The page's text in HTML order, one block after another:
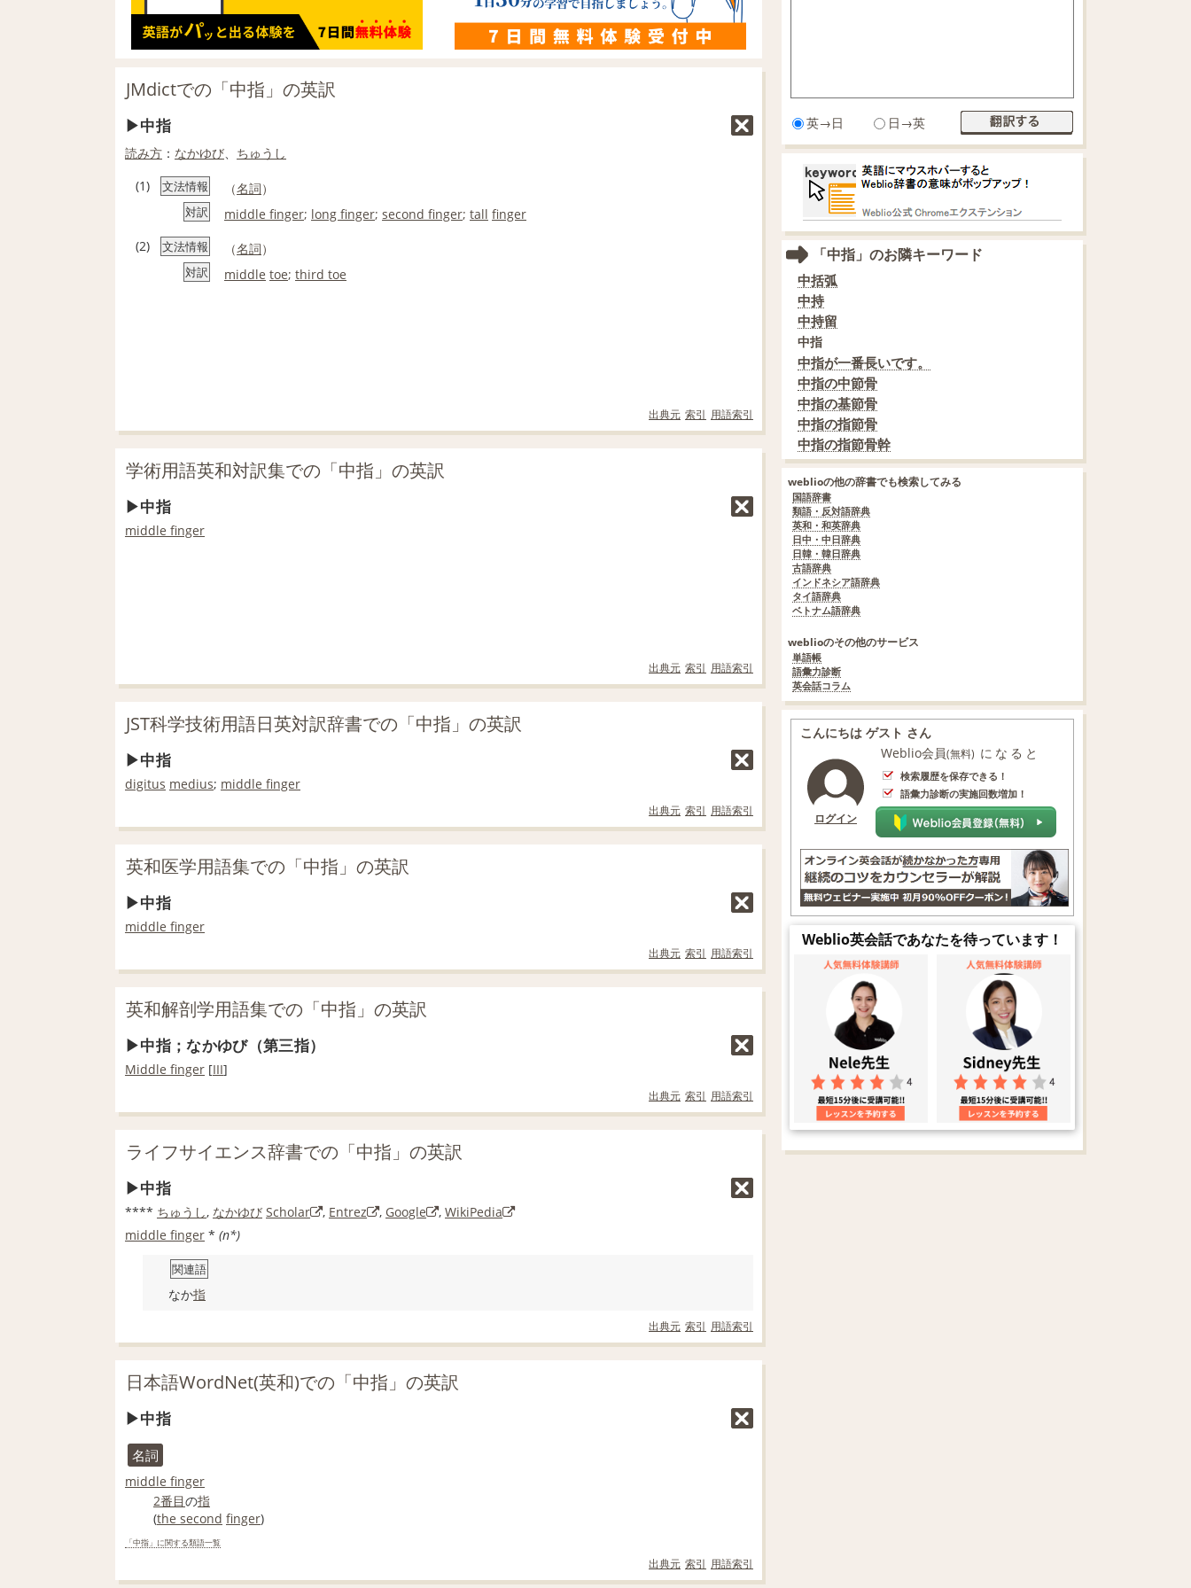
JMdictでの「中指」の英訳
中指
読み方 ： なかゆび
ちゅうし
(1)
文法情報 （名詞）
対訳 middle finger; long finger; second finger; tall finger
(2)
文法情報 （名詞）
対訳 middle toe; third toe
出典元 索引 用語索引
学術用語英和対訳集での「中指」の英訳
中指
middle finger
出典元 索引 用語索引
JST科学技術用語日英対訳辞書での「中指」の英訳
中指
digitus medius; middle finger
出典元 索引 用語索引
英和医学用語集での「中指」の英訳
中指
middle finger
出典元 索引 用語索引
英和解剖学用語集での「中指」の英訳
中指；なかゆび（第三指）
Middle finger [III]
出典元 索引 用語索引
ライフサイエンス辞書での「中指」の英訳
中指
**** ちゅうし, なかゆび Scholar , Entrez , Google , WikiPedia
middle finger * (n*)
関連語
なか指
出典元 索引 用語索引
日本語WordNet(英和)での「中指」の英訳
中指
名詞
middle finger
2番目の指
(the second finger)
「中指」に関する類語一覧
出典元 索引 用語索引
英→日 日→英
「中指」のお隣キーワード
中括弧
中持
中持留
中指
中指が一番長いです。
中指の中節骨
中指の基節骨
中指の指節骨
中指の指節骨幹
weblioの他の辞書でも検索してみる
国語辞書
類語・反対語辞典
英和・和英辞典
日中・中日辞典
日韓・韓日辞典
古語辞典
インドネシア語辞典
タイ語辞典
ベトナム語辞典
weblioのその他のサービス
単語帳
語彙力診断
英会話コラム
こんにちは ゲスト さん
ログイン
Weblio会員(無料) になると
検索履歴を保存できる！
語彙力診断の実施回数増加！
Weblio英会話であなたを待っています！